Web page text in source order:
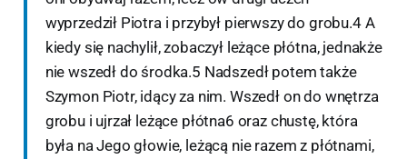
wyprzedził Piotra i przybył pierwszy do grobu.4 A
kiedy się nachylił, zobaczył leżące płótna, jednakże
nie wszedł do środka.5 Nadszedł potem także
Szymon Piotr, idący za nim. Wszedł on do wnętrza
grobu i ujrzał leżące płótna6 oraz chustę, która
była na Jego głowie, leżącą nie razem z płótnami,